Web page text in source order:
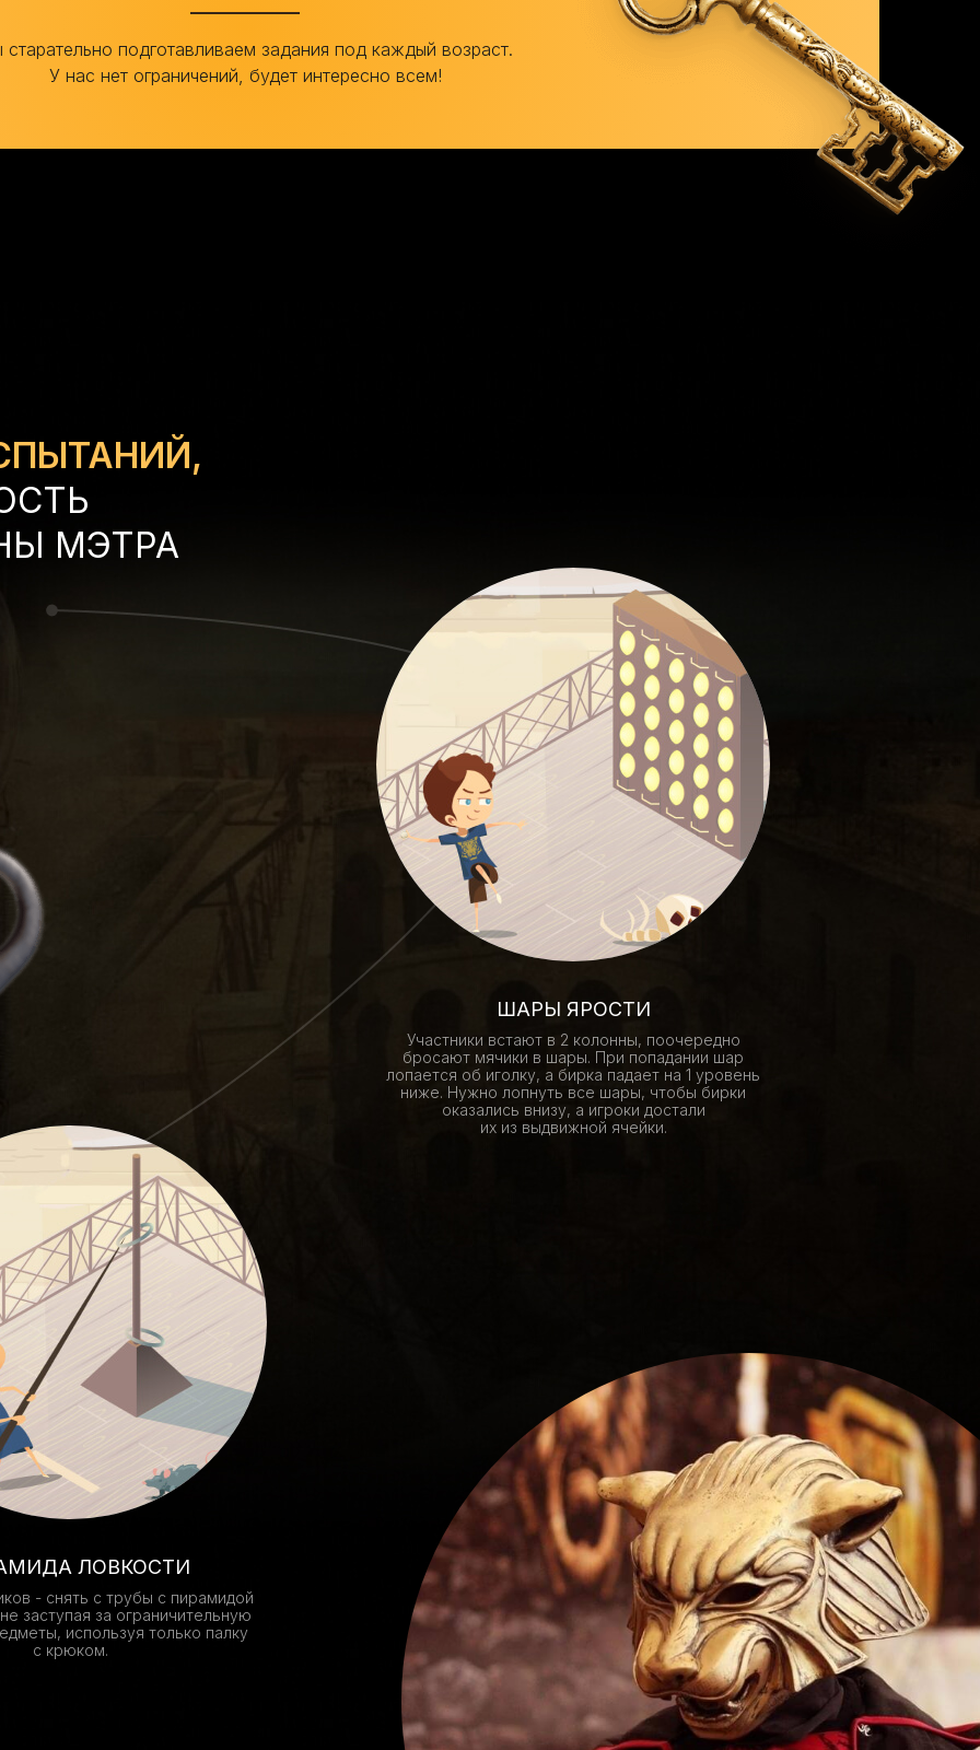
подготавливаем задания под каждый возраст.
У нас нет ограничений, будет интересно всем!
ШАРЫ ЯРОСТИ
Участники встают в 2 колонны, поочередно
бросают мячики в шары. При попадании шар
лопается об иголку, а бирка падает на 1 уровень
ниже. Нужно лопнуть все шары, чтобы бирки
оказались внизу, а игроки достали
их из выдвижной ячейки.
ЛОВКОСТИ
- снять с трубы с пирамидой
заступая за ограничительную
используя только палку
с крюком.
МЭТРА